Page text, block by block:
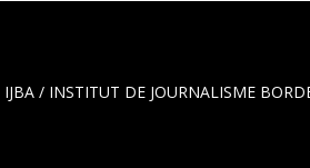
IJBA / INSTITUT DE JOURNALISME